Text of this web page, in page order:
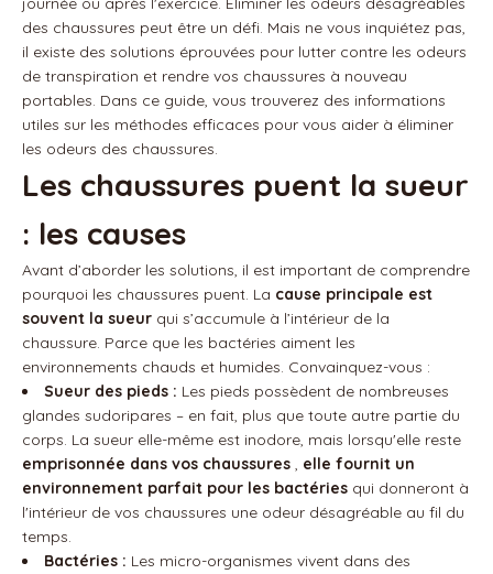
des chaussures peut être un défi. Mais ne vous inquiétez pas,
il existe des solutions éprouvées pour lutter contre les odeurs
de transpiration et rendre vos chaussures à nouveau
portables. Dans ce guide, vous trouverez des informations
utiles sur les méthodes efficaces pour vous aider à éliminer
les odeurs des chaussures.
Les chaussures puent la sueur
: les causes
Avant d’aborder les solutions, il est important de comprendre
pourquoi les chaussures puent. La cause principale est
souvent la sueur qui s’accumule à l’intérieur de la
chaussure. Parce que les bactéries aiment les
environnements chauds et humides. Convainquez-vous :
Sueur des pieds : Les pieds possèdent de nombreuses
glandes sudoripares – en fait, plus que toute autre partie du
corps. La sueur elle-même est inodore, mais lorsqu'elle reste
emprisonnée dans vos chaussures , elle fournit un
environnement parfait pour les bactéries qui donneront à
l'intérieur de vos chaussures une odeur désagréable au fil du
temps.
Bactéries : Les micro-organismes vivent dans des